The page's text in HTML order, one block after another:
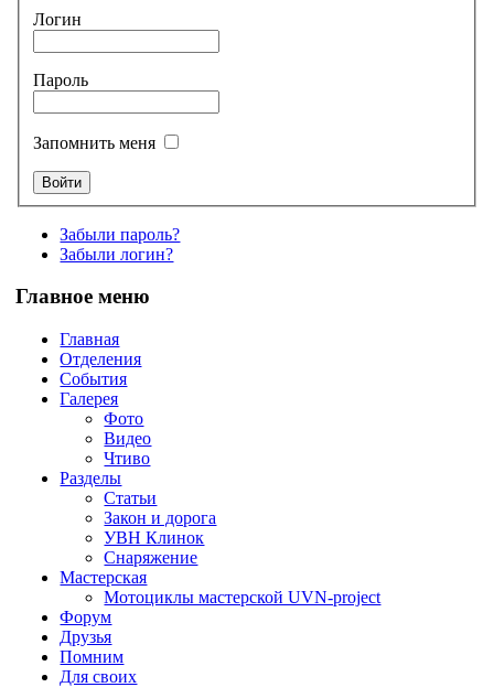
Логин
Пароль
Запомнить меня
Забыли пароль?
Забыли логин?
Главное меню
Главная
Отделения
События
Галерея
Фото
Видео
Чтиво
Разделы
Статьи
Закон и дорога
УВН Клинок
Снаряжение
Мастерская
Мотоциклы мастерской UVN-project
Форум
Друзья
Помним
Для своих